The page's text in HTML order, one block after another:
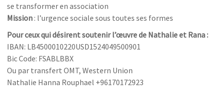
se transformer en association
Mission : l’urgence sociale sous toutes ses formes
Pour ceux qui désirent soutenir l’œuvre de Nathalie et Rana :
IBAN: LB4500010220USD1524049500901
Bic Code: FSABLBBX
Ou par transfert OMT, Western Union
Nathalie Hanna Rouphael +96170172923